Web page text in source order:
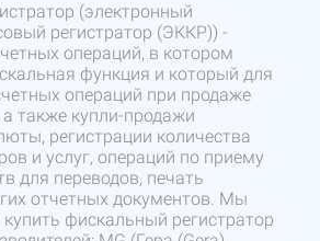
(электронный
регистратор (ЭККР)) -
операций, в котором
функция и который для
операций при продаже
а также купли-продажи
регистрации количества
и услуг, операций по приему
для переводов, печать
отчетных документов. Мы
фискальный регистратор